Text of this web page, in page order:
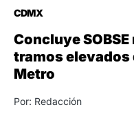
CDMX
Concluye
tramos elevados
Metro
Por: Redacción